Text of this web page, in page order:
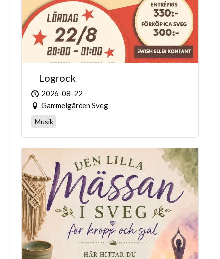
Logrock
2026-08-22
Gammelgården Sveg
Musik